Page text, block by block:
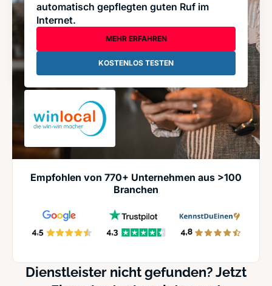
automatisch gepflegten guten Ruf im
Internet.
MEHR ERFAHREN
KOSTENLOS TESTEN
Empfohlen von 770+ Unternehmen aus >100
Branchen
Dienstleister nicht gefunden? Jetzt